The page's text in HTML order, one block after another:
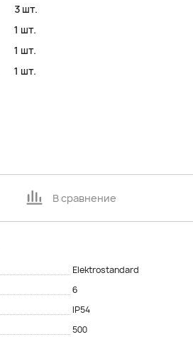
В сравнение
3 шт.
1 шт.
1 шт.
1 шт.
Elektrostandard
6
IP54
500